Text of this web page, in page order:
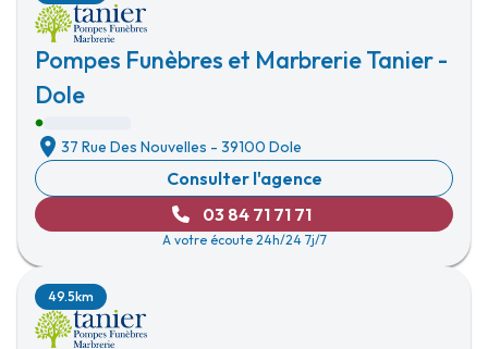
Pompes Funèbres et Marbrerie Tanier -
Dole
37 Rue Des Nouvelles - 39100 Dole
Consulter l'agence
03 84 71 71 71
A votre écoute 24h/24 7j/7
49.5km